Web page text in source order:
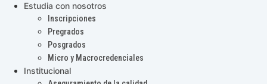
Estudia con nosotros
Inscripciones
Pregrados
Posgrados
Micro y Macrocredenciales
Institucional